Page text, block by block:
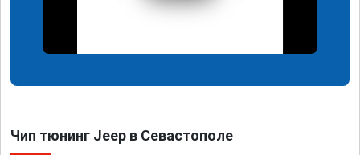
Чип тюнинг Jeep в Севастополе